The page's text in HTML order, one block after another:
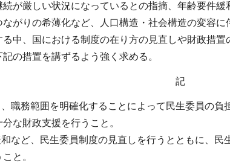
が厳しい状況になっているとの指摘、年齢要件緩
がりの希薄化など、人口構造・社会構造の変容
中、国における制度の在り方の見直しや財政措置
の措置を講ずるよう強く求める。
記
職務範囲を明確化することによって民生委員の
な財政支援を行うこと。
など、民生委員制度の見直しを行うとともに、
と。